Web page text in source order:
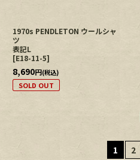
1970s PENDLETON ウールシャ
ツ
表記L
[E18-11-5]
8,690円(税込)
SOLD OUT
1 2